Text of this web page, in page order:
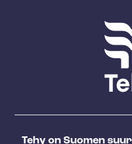
Tehy on Suomen